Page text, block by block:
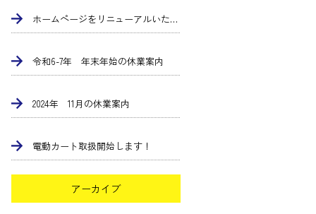
ホームページをリニューアルいたしました
令和6-7年 年末年始の休業案内
2024年 11月の休業案内
電動カート取扱開始します！
アーカイブ